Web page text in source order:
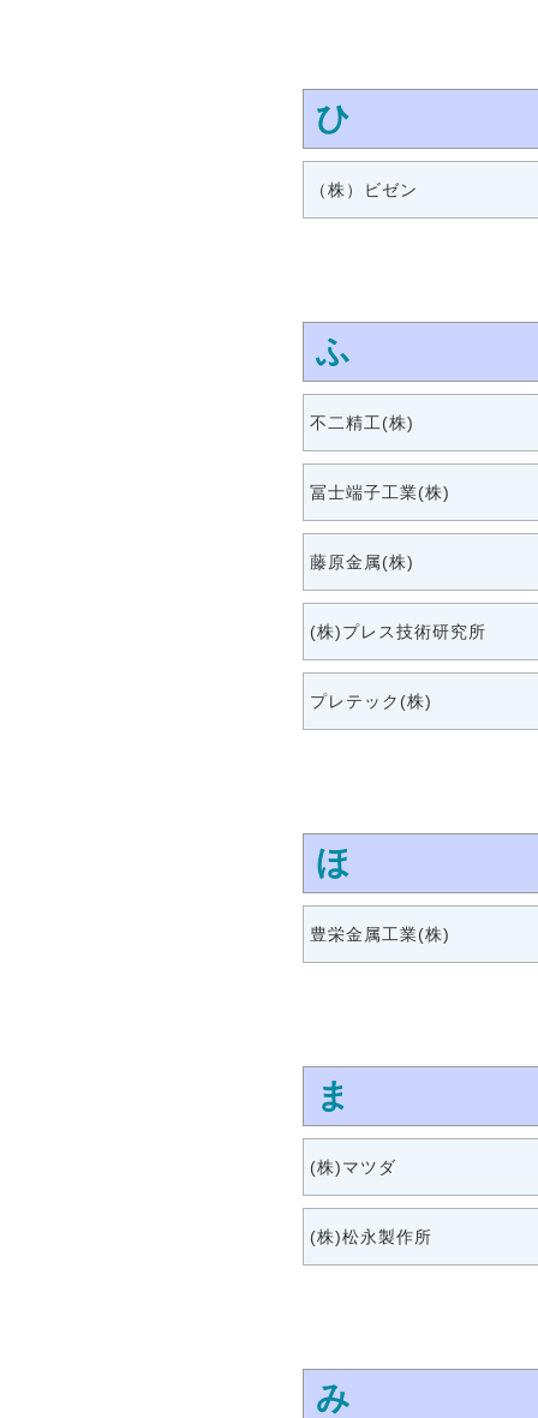
ひ
（株）ビゼン
ふ
不二精工(株)
冨士端子工業(株)
藤原金属(株)
(株)プレス技術研究所
プレテック(株)
ほ
豊栄金属工業(株)
ま
(株)マツダ
(株)松永製作所
み